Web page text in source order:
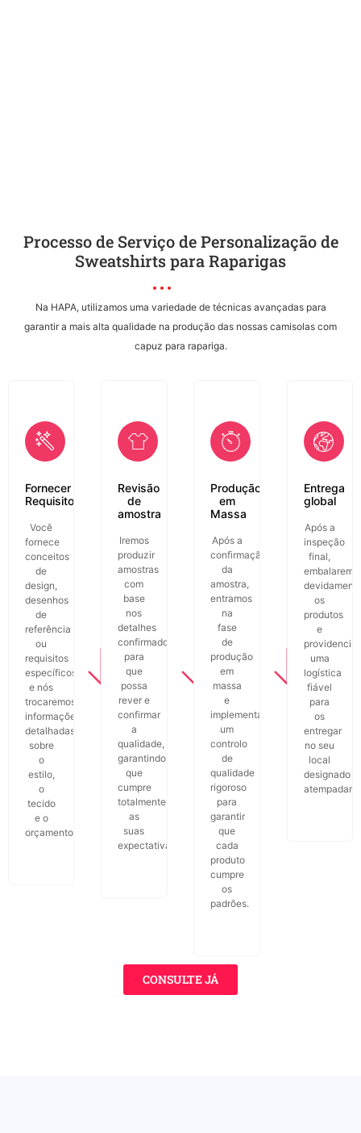
Processo de Serviço de Personalização de
Sweatshirts para Raparigas
Na HAPA, utilizamos uma variedade de técnicas avançadas para
garantir a mais alta qualidade na produção das nossas camisolas com
capuz para rapariga.
Fornecer
Requisitos
Você
fornece
conceitos
de
design,
desenhos
de
referência
ou
requisitos
específicos,
e nós
trocaremos
informações
detalhadas
sobre
o
estilo,
o
tecido
e o
orçamento.
Revisão
de
amostra
Iremos
produzir
amostras
com
base
nos
detalhes
confirmados
para
que
possa
rever e
confirmar
a
qualidade,
garantindo
que
cumpre
totalmente
as
suas
expectativas.
Produção
em
Massa
Após a
confirmação
da
amostra,
entramos
na
fase
de
produção
em
massa
e
implementamos
um
controlo
de
qualidade
rigoroso
para
garantir
que
cada
produto
cumpre
os
padrões.
Entrega
global
Após a
inspeção
final,
os
produtos
e
uma
logística
fiável
para
os
entregar
no seu
local
designado
CONSULTE JÁ